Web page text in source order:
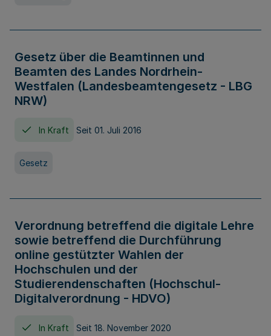
Gesetz über die Beamtinnen und
Beamten des Landes Nordrhein-
Westfalen (Landesbeamtengesetz - LBG
NRW)
In Kraft Seit 01. Juli 2016
Gesetz
Verordnung betreffend die digitale Lehre
sowie betreffend die Durchführung
online gestützter Wahlen der
Hochschulen und der
Studierendenschaften (Hochschul-
Digitalverordnung - HDVO)
In Kraft Seit 18. November 2020